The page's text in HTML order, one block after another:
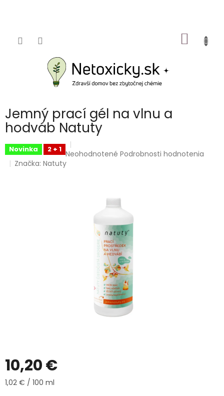
KOŠÍK
Jemný prací gél na vlnu a
hodváb Natuty
Novinka 2 + 1 Priemerné
hodnotenie
Neohodnotené Podrobnosti hodnotenia
Značka:Natuty
10,20 €
Jednotková
1,02 € / 100 ml